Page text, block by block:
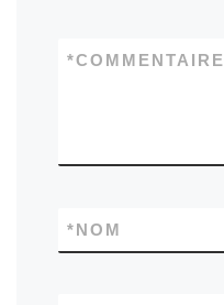
COMMENTAIRE
*
NOM
*